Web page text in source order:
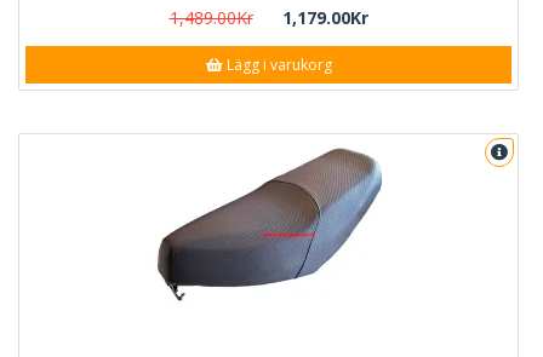
1,489.00Kr 1,179.00Kr
Lägg i varukorg